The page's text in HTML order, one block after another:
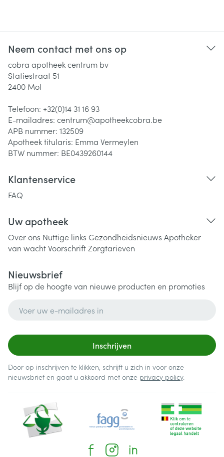
Neem contact met ons op
cobra apotheek centrum bv
Statiestraat 51
2400 Mol
Telefoon: +32(0)14 31 16 93
E-mailadres: centrum@apotheekcobra.be
APB nummer: 132509
Apotheek titularis: Emma Vermeylen
BTW nummer: BE0439260144
Klantenservice
FAQ
Uw apotheek
Over ons Nuttige links Gezondheidsnieuws Apotheker
van wachtVoorschriftZorgtarieven
Nieuwsbrief
Blijf op de hoogte van nieuwe producten en promoties
Inschrijven
Door op inschrijven te klikken, schrijft u zich in voor onze
nieuwsbrief en gaat u akkoord met onze privacy policy.